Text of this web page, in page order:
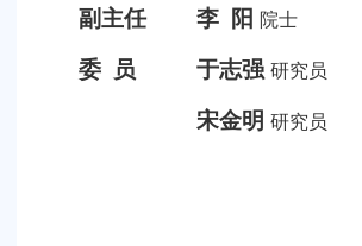
副主任 李 阳 院士
委 员 于志强 研究员
宋金明 研究员